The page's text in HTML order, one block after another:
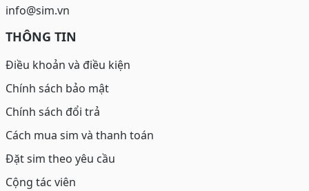
info@sim.vn
THÔNG TIN
Điều khoản và điều kiện
Chính sách bảo mật
Chính sách đổi trả
Cách mua sim và thanh toán
Đặt sim theo yêu cầu
Cộng tác viên